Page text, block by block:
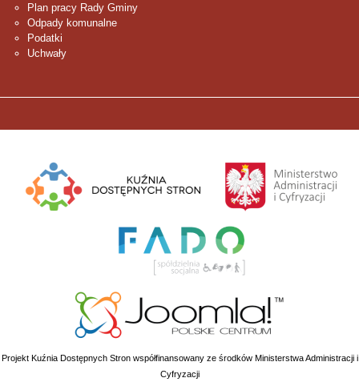
Plan pracy Rady Gminy
Odpady komunalne
Podatki
Uchwały
Projekt Kuźnia Dostępnych Stron współfinansowany ze środków Ministerstwa Administracji i
Cyfryzacji